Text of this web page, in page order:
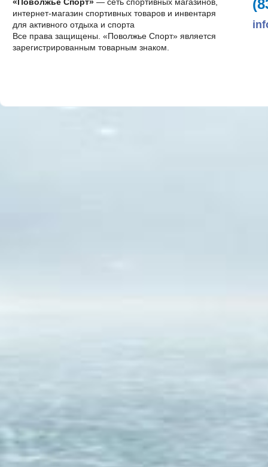
интернет-магазин спортивных товаров и инвентаря
для активного отдыха и спорта
Все права защищены. «Поволжье Спорт» является
зарегистрированным товарным знаком.